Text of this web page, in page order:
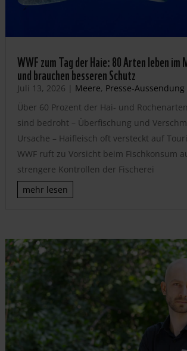
WWF zum Tag der Haie: 80 Arten leben
und brauchen besseren Schutz
Juli 13, 2026 | Meere, Presse-Aussendung
Über 60 Prozent der Hai- und
sind bedroht – Überfischung und
Ursache – Haifleisch oft versteckt auf
WWF ruft zu Vorsicht beim Fischkonsum
strengere Kontrollen der Fischerei
mehr lesen